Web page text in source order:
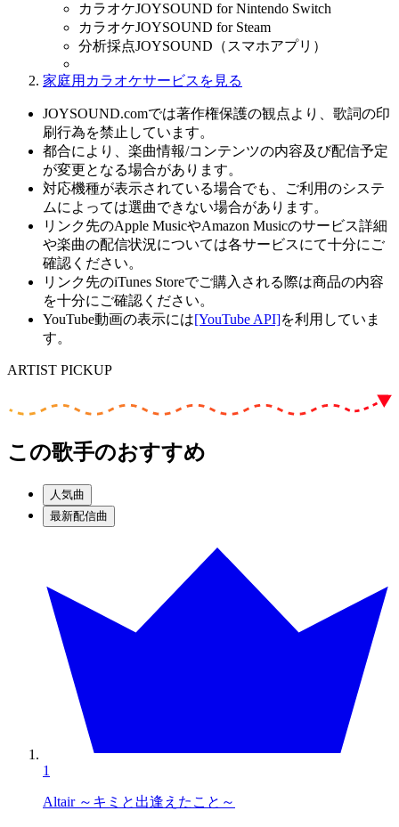
カラオケJOYSOUND for Nintendo Switch
カラオケJOYSOUND for Steam
分析採点JOYSOUND（スマホアプリ）
家庭用カラオケサービスを見る
JOYSOUND.comでは著作権保護の観点より、歌詞の印
刷行為を禁止しています。
都合により、楽曲情報/コンテンツの内容及び配信予定
が変更となる場合があります。
対応機種が表示されている場合でも、ご利用のシステ
ムによっては選曲できない場合があります。
リンク先のApple MusicやAmazon Musicのサービス詳細
や楽曲の配信状況については各サービスにて十分にご
確認ください。
リンク先のiTunes Storeでご購入される際は商品の内容
を十分にご確認ください。
YouTube動画の表示には[YouTube API]を利用していま
す。
ARTIST PICKUP
この歌手のおすすめ
人気曲
最新配信曲
1
Altair ～キミと出逢えたこと～